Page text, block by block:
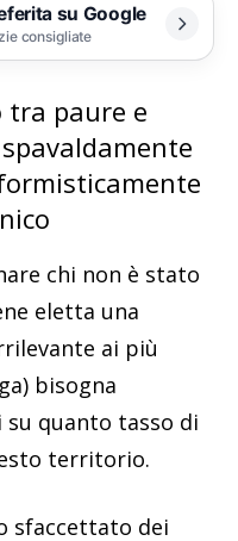
su Google
consigliate
tra paure e
chi non è stato
eletta una
ai più
bisogna
quanto tasso di
territorio.
sfaccettato dei